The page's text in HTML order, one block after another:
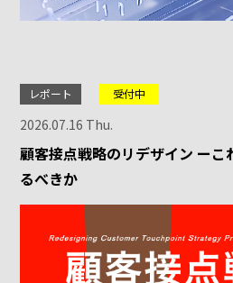
レポート 受付中
2026.07.16 Thu.
顧客接点戦略のリデザイン ーこ
るべきか